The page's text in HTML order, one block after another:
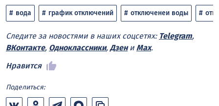
вода график отключений отключенеи воды
Следите за новостями в наших соцсетях: Telegram,
ВКонтакте, Одноклассники, Дзени Max.
Нравится
Поделиться: